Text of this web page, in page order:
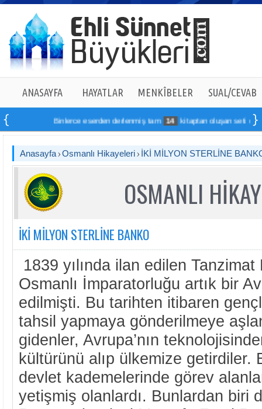
ANASAYFA HAYATLAR MENKÎBELER SUAL/CEVAB
Binlerce eserden derlenmiş tam 14 kitaptan oluşan seti online
Anasayfa Osmanlı Hikayeleri İKİ MİLYON STERLİNE
OSMANLI
İKİ MİLYON STERLİNE BANKO
1839 yılında ilan edilen
Osmanlı İmparatorluğu artık bir
edilmişti. Bu tarihten itibaren
tahsil yapmaya gönderilmeye
gidenler, Avrupa’nın
kültürünü alıp ülkemize getirdiler.
devlet kademelerinde görev
yetişmiş olanlardı. Bunlardan biri